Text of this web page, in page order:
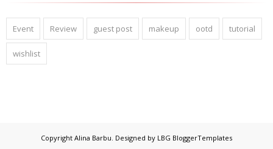
Event Review guest post makeup ootd tutorial
wishlist
Copyright Alina Barbu . Designed by LBG BloggerTemplates